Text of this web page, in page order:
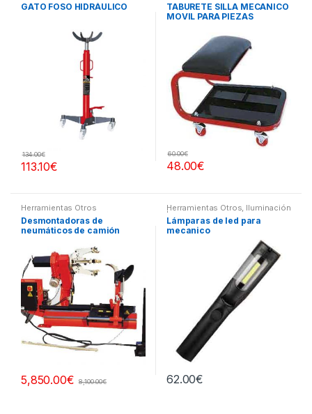
GATO FOSO HIDRÁULICO
113.10€
134.00€
TABURETE SILLA MECANICO
MOVIL PARA PIEZAS
48.00€
60.00€
Herramientas Otros
Desmontadoras de
neumáticos de camión
5,850.00€ 8,100.00€
Herramientas Otros, Iluminación
| Linternas Led
Lámparas de led para
mecanico
62.00€